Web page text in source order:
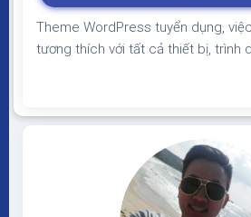
Theme WordPress tuyển dụng,
tương thích với tất cả thiết bị, trình
load nhanh nhẹ tối ưu với các
Theme sạch hoàn toàn 100%